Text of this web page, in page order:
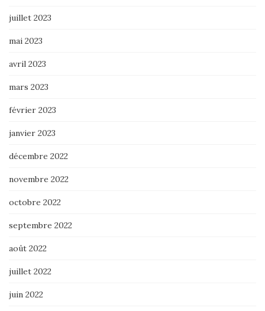
juillet 2023
mai 2023
avril 2023
mars 2023
février 2023
janvier 2023
décembre 2022
novembre 2022
octobre 2022
septembre 2022
août 2022
juillet 2022
juin 2022